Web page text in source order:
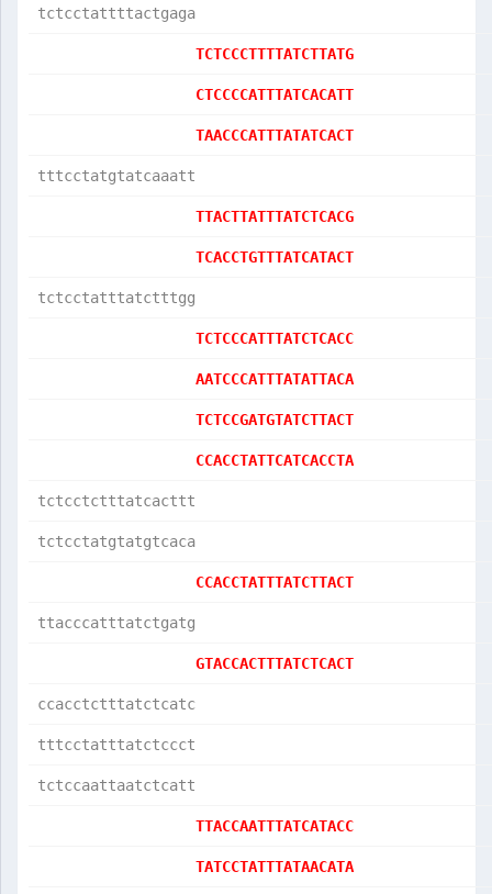
tctcctattttactgaga
TCTCCCTTTTATCTTATG
CTCCCCATTTATCACATT
TAACCCATTTATATCACT
tttcctatgtatcaaatt
TTACTTATTTATCTCACG
TCACCTGTTTATCATACT
tctcctatttatctttgg
TCTCCCATTTATCTCACC
AATCCCATTTATATTACA
TCTCCGATGTATCTTACT
CCACCTATTCATCACCTA
tctcctctttatcacttt
tctcctatgtatgtcaca
CCACCTATTTATCTTACT
ttacccatttatctgatg
GTACCACTTTATCTCACT
ccacctctttatctcatc
tttcctatttatctccct
tctccaattaatctcatt
TTACCAATTTATCATACC
TATCCTATTTATAACATA